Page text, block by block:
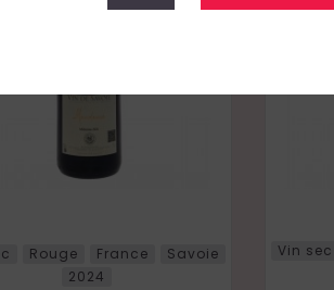
Rouge France
Savoie
2024
Vin sec